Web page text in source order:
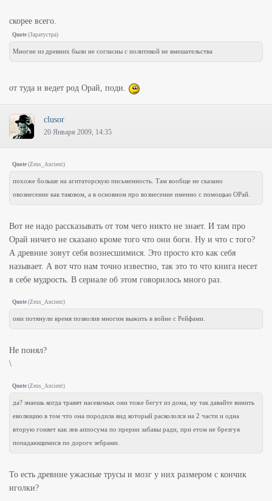
скорее всего.
Quote (Заратустра)
Многие из древних были не согласны с политикой не вмешательства
от туда и ведет род Орай, поди.
clusor
20 Января 2009, 14:35
Quote (Zeus_Ancient)
похоже больше на агитаторскую письменность. Там вообще не сказано
овознесение как таковом, а в основном про вознесение именно с помощью ОРай.
Вот не надо рассказывать от том чего никто не знает. И там про
Орай ничего не сказано кроме того что они боги. Ну и что с того?
А древние зовут себя вознесшимися. Это просто кто как себя
называет. А вот что нам точно известно, так это то что книга несет
в себе мудрость. В сериале об этом говорилось много раз.
Quote (Zeus_Ancient)
они потянули время позволив многим выжить в войне с Рейфами.
Не понял?
\
Quote (Zeus_Ancient)
да? знаешь когда травят насекомых они тоже бегут из дома, ну так давайте винить
еволюцию в том что она породила вид который раскололся на 2 части и одна
вторую гоняет как лев аппосума по прерии забавы ради, при етом не брезгуя
попадающимися по дороге зебрами.
То есть древние ужасные трусы и мозг у них размером с кончик
иголки?